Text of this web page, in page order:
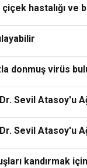
hastalığı ve
donmuş virüs
Sevil Atasoy'u
Sevil Atasoy'u
kandırmak